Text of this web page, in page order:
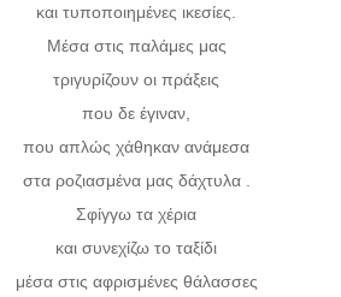
και τυποποιημένες ικεσίες.
Μέσα στις παλάμες μας
τριγυρίζουν οι πράξεις
που δε έγιναν,
που απλώς χάθηκαν ανάμεσα
στα ροζιασμένα μας δάχτυλα .
Σφίγγω τα χέρια
και συνεχίζω το ταξίδι
μέσα στις αφρισμένες θάλασσες